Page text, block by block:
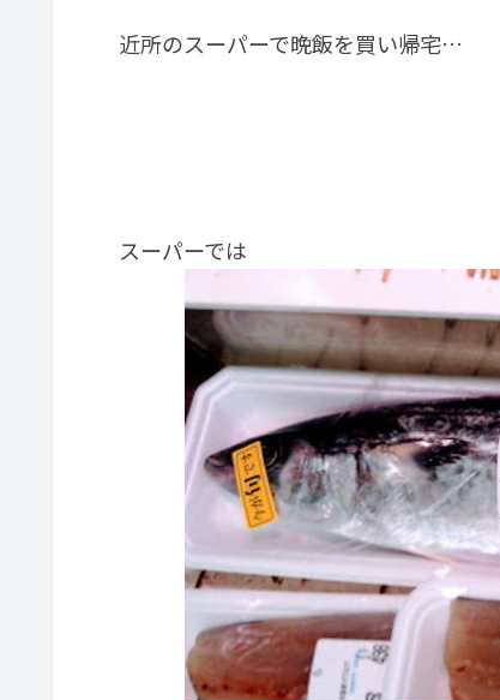
近所のスーパーで晩飯を買い帰宅…
スーパーでは